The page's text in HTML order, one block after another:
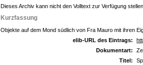
Dieses Archiv kann nicht den Volltext zur Verfügung stellen.
Kurzfassung
Objekte auf dem Mond südlich von Fra Mauro mit ihren
elib-URL des Eintrags:
Dokumentart:
Titel: